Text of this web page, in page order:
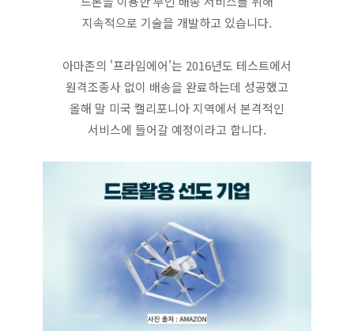
지속적으로 기술을 개발하고 있습니다.
아마존의 '프라임에어'는 2016년도 테스트에서
원격조종사 없이 배송을 완료하는데 성공했고
올해 말 미국 캘리포니아 지역에서 본격적인
서비스에 들어갈 예정이라고 합니다.